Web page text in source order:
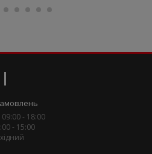
- 18:00
- 15:00